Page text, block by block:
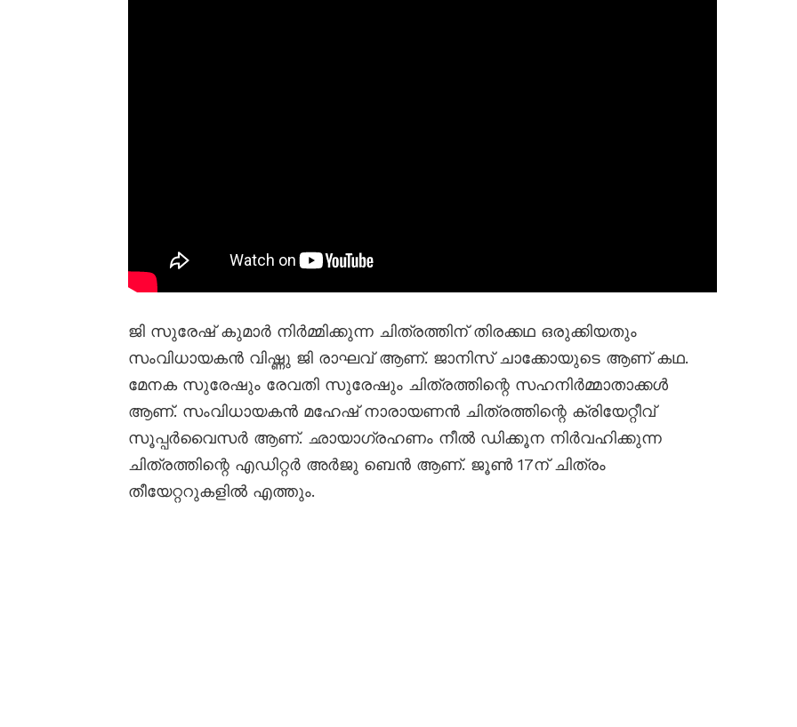
ജി സുരേഷ് കുമാർ നിർമ്മിക്കുന്ന ചിത്രത്തിന് തിരക്കഥ ഒരുക്കിയതും
സംവിധായകൻ വിഷ്ണു ജി രാഘവ് ആണ്. ജാനിസ് ചാക്കോയുടെ ആണ് കഥ.
മേനക സുരേഷും രേവതി സുരേഷും ചിത്രത്തിന്റെ സഹനിർമ്മാതാക്കൾ
ആണ്. സംവിധായകൻ മഹേഷ് നാരായണൻ ചിത്രത്തിന്റെ ക്രിയേറ്റീവ്
സൂപ്പർവൈസർ ആണ്. ഛായാഗ്രഹണം നീൽ ഡിക്കൂന നിർവഹിക്കുന്ന
ചിത്രത്തിന്റെ എഡിറ്റർ അർജു ബെൻ ആണ്. ജൂൺ 17ന് ചിത്രം
തീയേറ്ററുകളിൽ എത്തും.